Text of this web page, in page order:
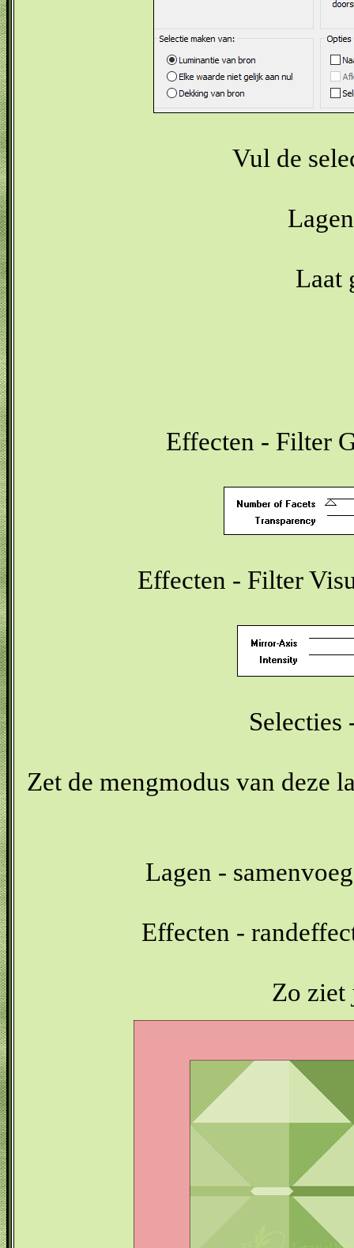
Vul de
Laat
Effecten - Filter
Effecten - Filter
Selecties
Zet de mengmodus van deze
Lagen -
Effecten -
Zo ziet